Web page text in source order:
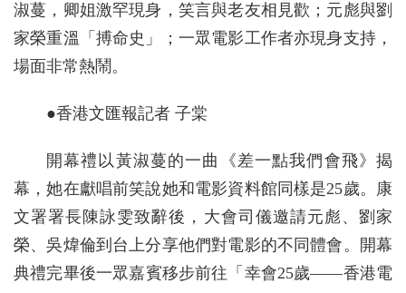
淑蔓，卿姐激罕現身，笑言與老友相見歡；元彪與劉
家榮重溫「搏命史」；一眾電影工作者亦現身支持，
場面非常熱鬧。
●香港文匯報記者 子棠
開幕禮以黃淑蔓的一曲《差一點我們會飛》揭
幕，她在獻唱前笑說她和電影資料館同樣是25歲。康
文署署長陳詠雯致辭後，大會司儀邀請元彪、劉家
榮、吳煒倫到台上分享他們對電影的不同體會。開幕
典禮完畢後一眾嘉賓移步前往「幸會25歲——香港電